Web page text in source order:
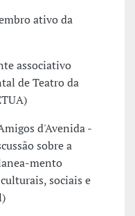
ativo da
associativo
de Teatro da
d'Avenida -
sobre a
mento
sociais e